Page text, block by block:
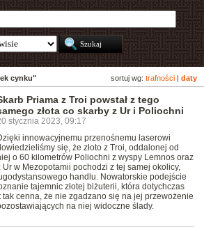
sortuj wg: trafności daty
cynku"
Priama z Troi powstał z tego
złota co skarby z Ur i Poliochni
stycznia 2023, 09:17
innowacyjnemu przenośnemu laserowi
się, że złoto z Troi, oddalonej od
o 60 kilometrów Poliochni z wyspy Lemnos oraz
Ur w Mezopotamii pochodzi z tej samej okolicy,
handlu. Nowatorskie podejście
tajemnic złotej biżuterii, która dotychczas
tak cenna, że nie zgadzano się na jej przewożenie
na niej widoczne ślady.